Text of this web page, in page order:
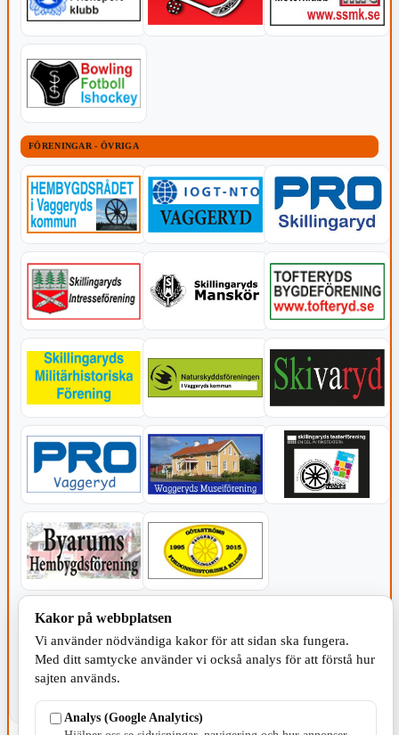
FÖRENINGAR - ÖVRIGA
KOMMUNEN
Kakor på webbplatsen
Vi använder nödvändiga kakor för att sidan ska fungera.
Med ditt samtycke använder vi också analys för att förstå hur
sajten används.
Analys (Google Analytics)